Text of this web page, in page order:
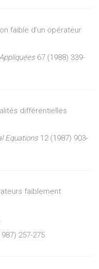
faible d’un opérateur
67 (1988) 339-
différentielles
Equations 12 (1987) 903-
faiblement
257-275.